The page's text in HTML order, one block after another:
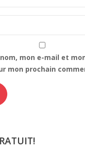
mon e-mail et
mon prochain